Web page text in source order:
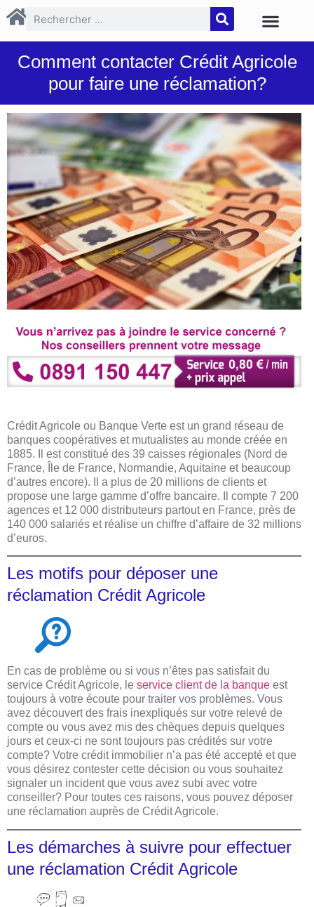
Comment contacter Crédit Agricole
pour faire une réclamation?
Crédit Agricole ou Banque Verte est un grand réseau de
banques coopératives et mutualistes au monde créée en
1885. Il est constitué des 39 caisses régionales (Nord de
France, Île de France, Normandie, Aquitaine et beaucoup
d’autres encore). Il a plus de 20 millions de clients et
propose une large gamme d’offre bancaire. Il compte 7 200
agences et 12 000 distributeurs partout en France, près de
140 000 salariés et réalise un chiffre d’affaire de 32 millions
d’euros.
Les motifs pour déposer une
réclamation Crédit Agricole
En cas de problème ou si vous n’êtes pas satisfait du
service Crédit Agricole, le service client de la banque est
toujours à votre écoute pour traiter vos problèmes. Vous
avez découvert des frais inexpliqués sur votre relevé de
compte ou vous avez mis des chèques depuis quelques
jours et ceux-ci ne sont toujours pas crédités sur votre
compte? Votre crédit immobilier n’a pas été accepté et que
vous désirez contester cette décision ou vous souhaitez
signaler un incident que vous avez subi avec votre
conseiller? Pour toutes ces raisons, vous pouvez déposer
une réclamation auprès de Crédit Agricole.
Les démarches à suivre pour effectuer
une réclamation Crédit Agricole